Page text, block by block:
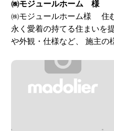
㈱モジュールホーム 様
㈱モジュールホーム様 住
永く愛着の持てる住まいを
や外観・仕様など、 施主の